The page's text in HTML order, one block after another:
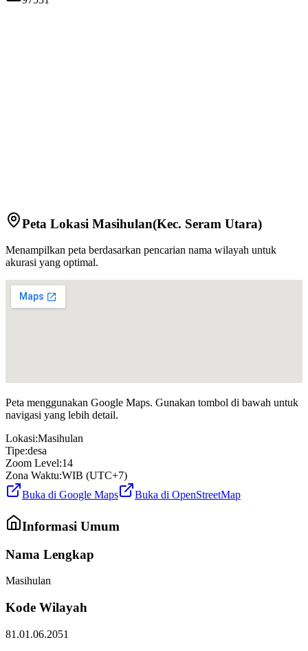
Peta Lokasi Masihulan(Kec. Seram Utara)
Menampilkan peta berdasarkan pencarian nama wilayah untuk
akurasi yang optimal.
Peta menggunakan Google Maps. Gunakan tombol di bawah untuk
navigasi yang lebih detail.
Lokasi:Masihulan
Tipe:desa
Zoom Level:14
Zona Waktu:WIB (UTC+7)
Buka di Google Maps
Buka di OpenStreetMap
Informasi Umum
Nama Lengkap
Masihulan
Kode Wilayah
81.01.06.2051